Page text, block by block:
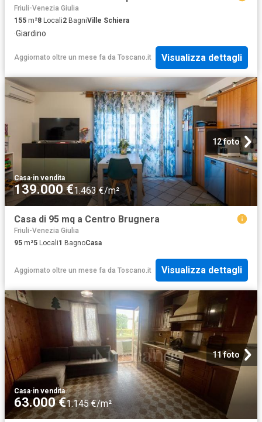
Friuli-Venezia Giulia
155 m²8 Locali2 BagniVille Schiera
·Giardino
Aggiornato oltre un mese fa da Toscano.it Visualizza dettagli
12 foto
Casa·in vendita
139.000 €1.463 €/m²
Casa di 95 mq a Centro Brugnera
Friuli-Venezia Giulia
95 m²5 Locali1 BagnoCasa
Aggiornato oltre un mese fa da Toscano.it Visualizza dettagli
11 foto
Casa·in vendita
63.000 €1.145 €/m²